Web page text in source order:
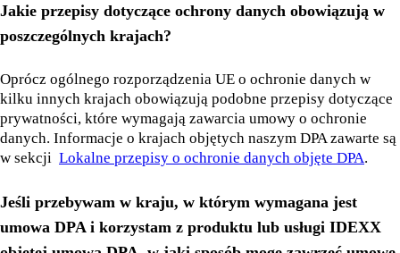
Jakie przepisy dotyczące ochrony danych obowiązują w
poszczególnych krajach?
Oprócz ogólnego rozporządzenia UE o ochronie danych w
kilku innych krajach obowiązują podobne przepisy dotyczące
prywatności, które wymagają zawarcia umowy o ochronie
danych. Informacje o krajach objętych naszym DPA zawarte są
w sekcji Lokalne przepisy o ochronie danych objęte DPA.
Jeśli przebywam w kraju, w którym wymagana jest
umowa DPA i korzystam z produktu lub usługi IDEXX